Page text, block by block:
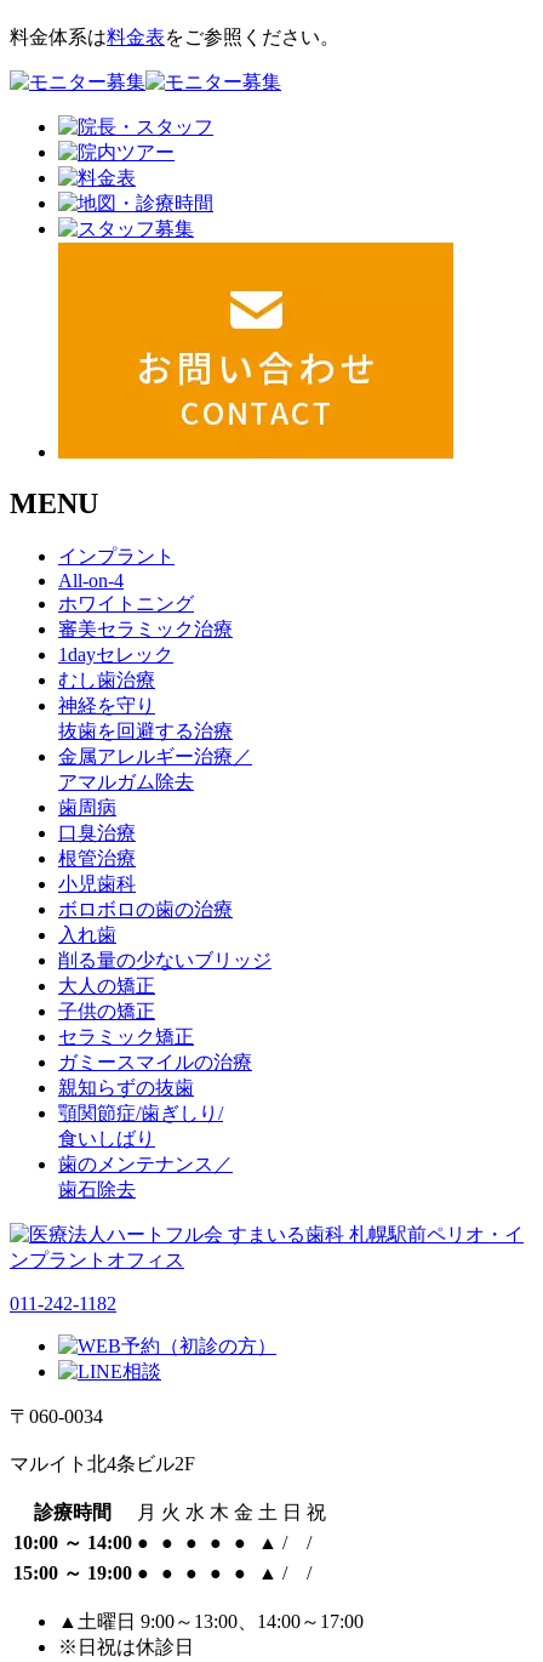
料金体系は料金表をご参照ください。
MENU
インプラント
All-on-4
ホワイトニング
審美セラミック治療
1dayセレック
むし歯治療
神経を守り
抜歯を回避する治療
金属アレルギー治療／
アマルガム除去
歯周病
口臭治療
根管治療
小児歯科
ボロボロの歯の治療
入れ歯
削る量の少ないブリッジ
大人の矯正
子供の矯正
セラミック矯正
ガミースマイルの治療
親知らずの抜歯
顎関節症/歯ぎしり/
食いしばり
歯のメンテナンス／
歯石除去
011-242-1182
〒060-0034
マルイト北4条ビル2F
診療時間 月 火 水 木 金 土 日 祝
10:00 ～ 14:00 ● ● ● ● ● ▲ /
/
15:00 ～ 19:00 ● ● ● ● ● ▲ / /
▲土曜日 9:00～13:00、14:00～17:00
※日祝は休診日